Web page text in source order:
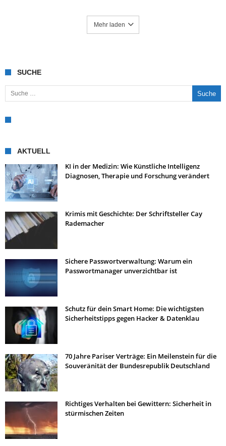
Mehr laden
SUCHE
Suche nach:
AKTUELL
KI in der Medizin: Wie Künstliche Intelligenz
Diagnosen, Therapie und Forschung verändert
Krimis mit Geschichte: Der Schriftsteller Cay
Rademacher
Sichere Passwortverwaltung: Warum ein
Passwortmanager unverzichtbar ist
Schutz für dein Smart Home: Die wichtigsten
Sicherheitstipps gegen Hacker & Datenklau
70 Jahre Pariser Verträge: Ein Meilenstein für die
Souveränität der Bundesrepublik Deutschland
Richtiges Verhalten bei Gewittern: Sicherheit in
stürmischen Zeiten